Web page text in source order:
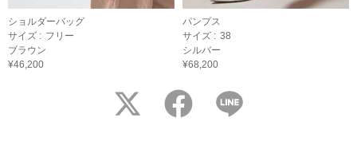
ショルダーバッグ
サイズ : フリー
ブラウン
¥46,200
パンプス
サイズ : 38
シルバー
¥68,200
twitter facebook